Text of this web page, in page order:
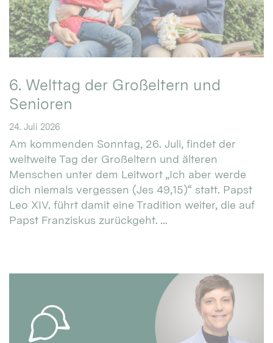
6. Welttag der Großeltern und
Senioren
24. Juli 2026
Am kommenden Sonntag, 26. Juli, findet der
weltweite Tag der Großeltern und älteren
Menschen unter dem Leitwort „Ich aber werde
dich niemals vergessen (Jes 49,15)“ statt. Papst
Leo XIV. führt damit eine Tradition weiter, die auf
Papst Franziskus zurückgeht. ...